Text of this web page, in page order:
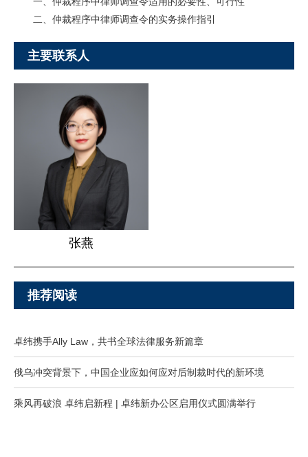
二、仲裁程序中律师调查令的实务操作指引
主要联系人
张燕
推荐阅读
卓纬携手Ally Law，共书全球法律服务新篇章
俄乌冲突背景下，中国企业应如何应对后制裁时代的新环境
乘风再破浪 卓纬启新程 | 卓纬新办公区启用仪式圆满举行